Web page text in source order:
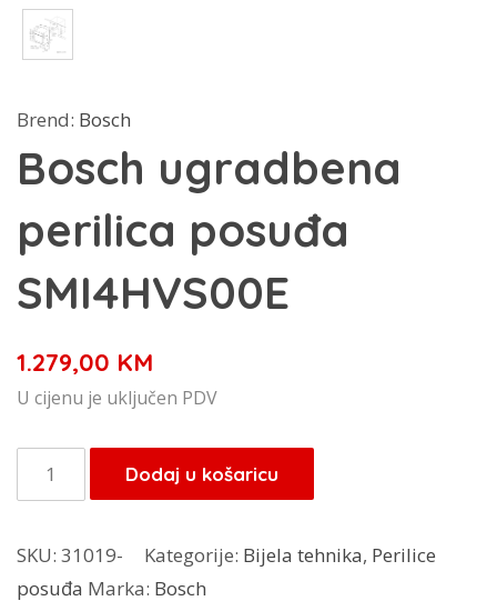
Brend: Bosch
Bosch ugradbena
perilica posuđa
SMI4HVS00E
1.279,00 KM
U cijenu je uključen PDV
Bosch
ugradbena
posuđa
SMI4HVS00E
Dodaj u košaricu
SKU: 31019- Kategorije: Bijela tehnika, Perilice
posuđa Marka: Bosch